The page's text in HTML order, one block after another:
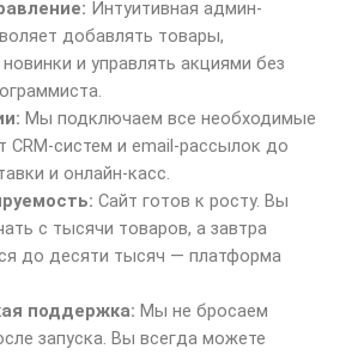
Интуитивная админ-
добавлять товары,
и управлять акциями без
Мы подключаем все необходимые
CRM-систем и email-рассылок до
и онлайн-касс.
Сайт готов к росту. Вы
с тысячи товаров, а завтра
до десяти тысяч — платформа
поддержка: Мы не бросаем
запуска. Вы всегда можете